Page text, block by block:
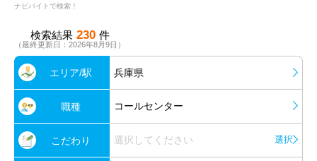
ナビバイトで検索！
検索結果 230 件
（最終更新日：2026年8月9日）
エリア/駅 兵庫県
職種 コールセンター
こだわり 選択してください 選択